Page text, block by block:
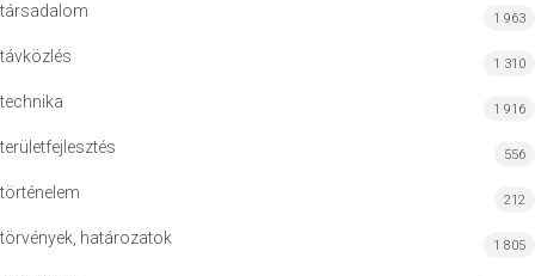
társadalom 1 963
távközlés 1 310
technika 1 916
területfejlesztés 556
történelem 212
törvények, határozatok 1 805